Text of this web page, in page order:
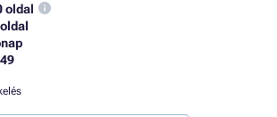
oldal